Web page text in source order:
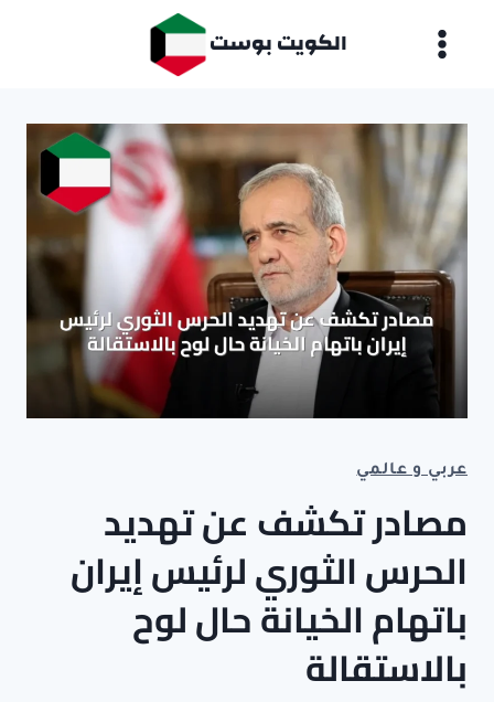
الكويت بوست
عربي و عالمي
مصادر تكشف عن تهديد
الحرس الثوري لرئيس إيران
باتهام الخيانة حال لوح
بالاستقالة